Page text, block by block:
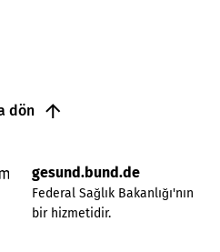
dön
gesund.bund.de
Federal Sağlık Bakanlığı'nın
bir hizmetidir.